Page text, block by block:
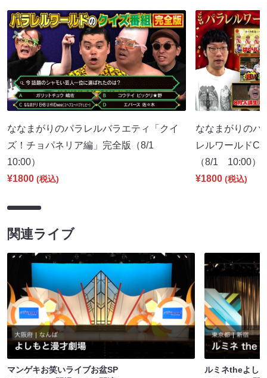
ななまがりのパラレルバラエティ「クイ
ズ！チョパネリア編」完全版（8/1
10:00）
¥1800 (税込)
ななまがりのパ
レルワールド
（8/1 10:00）
¥1800 (税込)
関連ライブ
マンゲキお笑いライブお盆SP
ルミネtheよし